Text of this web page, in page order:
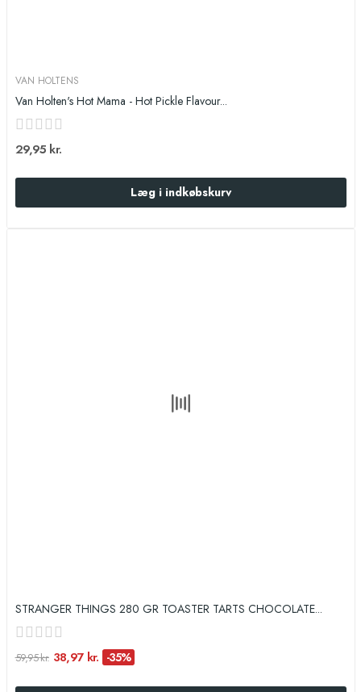
VAN HOLTENS
Van Holten's Hot Mama - Hot Pickle Flavour...
29,95 kr.
Læg i indkøbskurv
STRANGER THINGS 280 GR TOASTER TARTS CHOCOLATE...
59,95 kr. 38,97 kr. -35%